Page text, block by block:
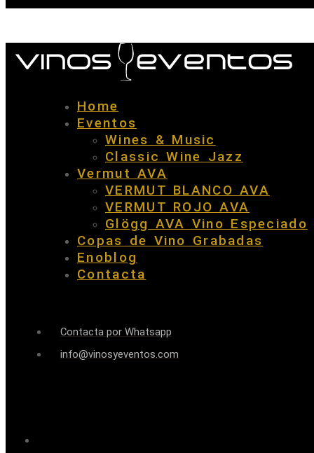
Home
Eventos
Wines & Music
Classic Wine Jazz
Vermut AVA
VERMUT BLANCO AVA
VERMUT ROJO AVA
Glögg AVA Vino Especiado
Copas de Vino Grabadas
Enoblog
Contacta
Contacta por Whatsapp
info@vinosyeventos.com